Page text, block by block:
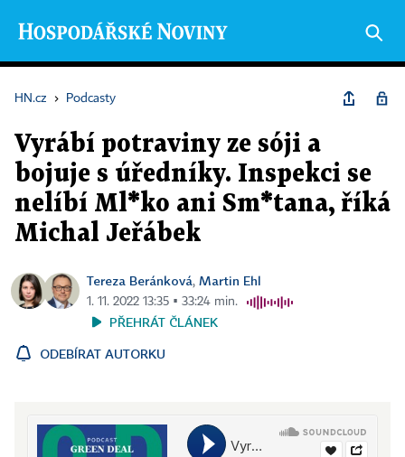
HN.cz › Podcasty
Vyrábí potraviny ze sóji a
bojuje s úředníky. Inspekci se
nelíbí Ml*ko ani Sm*tana, říká
Michal Jeřábek
Tereza Beránková, Martin Ehl
1. 11. 2022 13:35 ▪ 33:24 min.
PŘEHRÁT ČLÁNEK
ODEBÍRAT AUTORKU